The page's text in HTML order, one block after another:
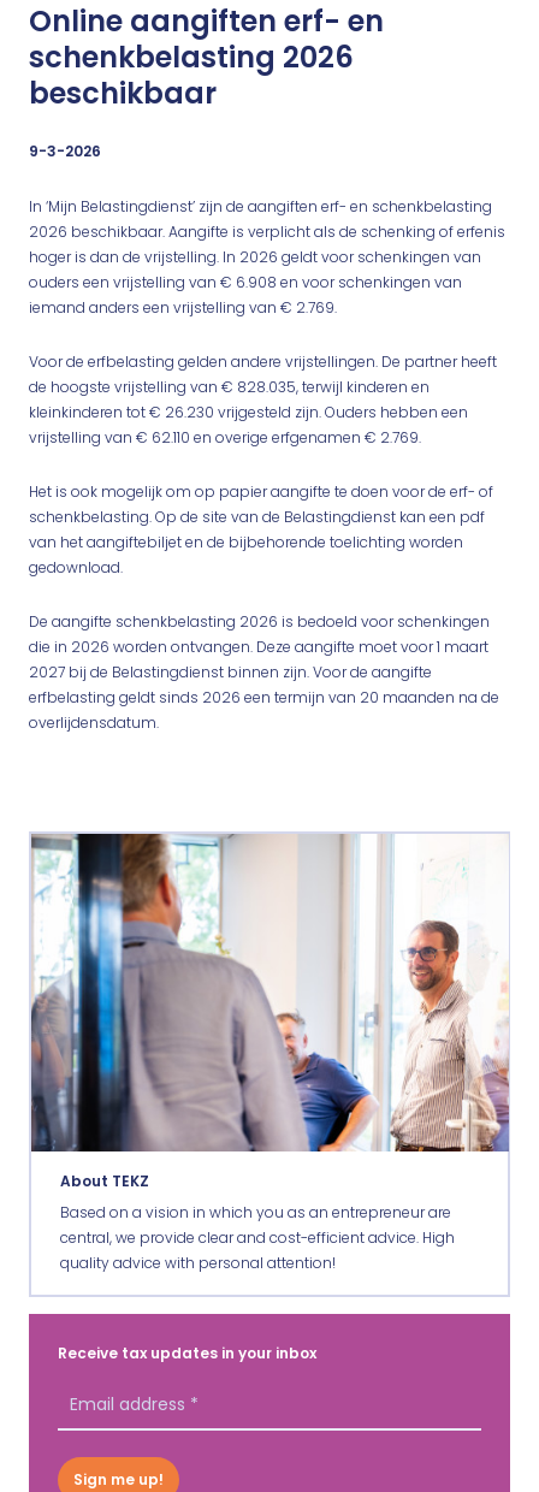
Online aangiften erf- en
schenkbelasting 2026
beschikbaar
9-3-2026
In ‘Mijn Belastingdienst’ zijn de aangiften erf- en schenkbelasting
2026 beschikbaar. Aangifte is verplicht als de schenking of erfenis
hoger is dan de vrijstelling. In 2026 geldt voor schenkingen van
ouders een vrijstelling van € 6.908 en voor schenkingen van
iemand anders een vrijstelling van € 2.769.
Voor de erfbelasting gelden andere vrijstellingen. De partner heeft
de hoogste vrijstelling van € 828.035, terwijl kinderen en
kleinkinderen tot € 26.230 vrijgesteld zijn. Ouders hebben een
vrijstelling van € 62.110 en overige erfgenamen € 2.769.
Het is ook mogelijk om op papier aangifte te doen voor de erf- of
schenkbelasting. Op de site van de Belastingdienst kan een pdf
van het aangiftebiljet en de bijbehorende toelichting worden
gedownload.
De aangifte schenkbelasting 2026 is bedoeld voor schenkingen
die in 2026 worden ontvangen. Deze aangifte moet voor 1 maart
2027 bij de Belastingdienst binnen zijn. Voor de aangifte
erfbelasting geldt sinds 2026 een termijn van 20 maanden na de
overlijdensdatum.
About TEKZ
Based on a vision in which you as an entrepreneur are
central, we provide clear and cost-efficient advice. High
quality advice with personal attention!
Receive tax updates in your inbox
Sign me up!